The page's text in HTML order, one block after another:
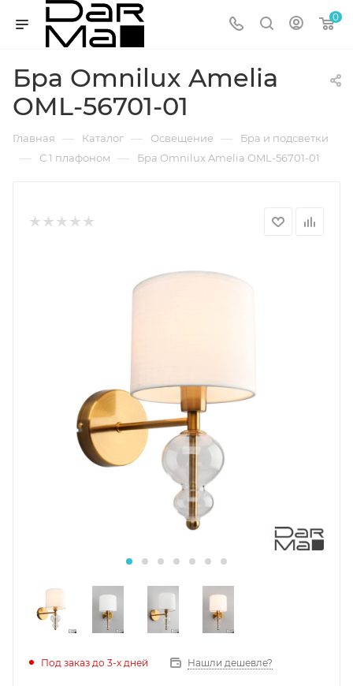
0
Бра Omnilux Amelia
OML-56701-01
Главная — Каталог — Освещение — Бра и подсветки
— С 1 плафоном — Бра Omnilux Amelia OML-56701-01
Под заказ до 3-х дней Нашли дешевле?